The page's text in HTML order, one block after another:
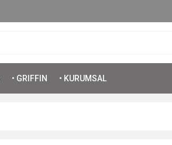
• GRIFFIN • KURUMSAL